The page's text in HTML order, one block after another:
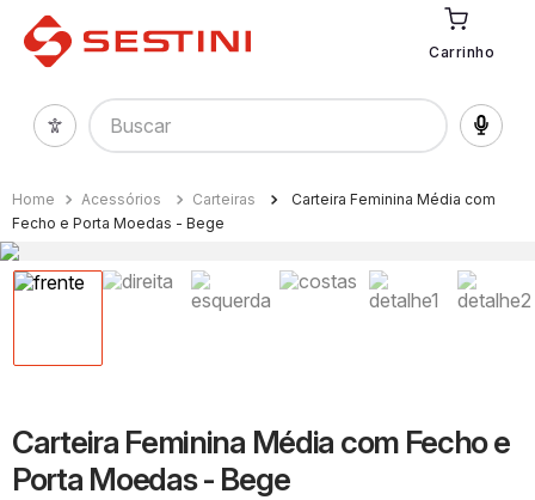
Carrinho
Buscar
Acessórios Carteiras
Carteira Feminina Média com
Fecho e Porta Moedas - Bege
Carteira Feminina Média com Fecho e
Porta Moedas - Bege